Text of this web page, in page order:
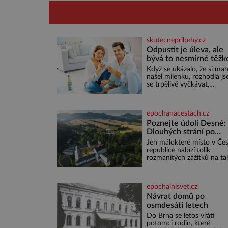
skutecnepribehy.cz
Odpustit je úleva, ale
bývá to nesmírně
Když se ukázalo, že si
našel milenku, rozhodla
se trpělivě vyčkávat,
na světě. Ale každý, kdo s
má nějaké zkušenosti, se
zapřísahá, že pokud
odpustíte, znatelně se
uleví. Když se ke mně
doneslo, že si manžel
milenku,
epochanacestach.cz
Poznejte údolí Desné:
Dlouhých strání po
termální prameny
Jen málokteré místo v
republice nabízí tolik
rozmanitých zážitků na
nahlédnout do útrob jedné
nejvýznamnějších vodních
elektráren v Evropě, vydat
na horské hřebeny, projet
na koloběžce a den
poznáváním památek ve
epochalnisvet.cz
Návrat domů po
osmdesáti letech
Do Brna se letos vrátí
potomci rodin, které